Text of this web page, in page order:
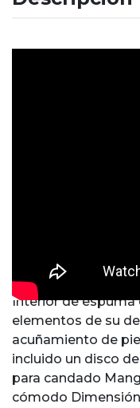
Interior de
elementos de su
acuñamiento de
incluido un disco
para candado
cómodo Dimensión